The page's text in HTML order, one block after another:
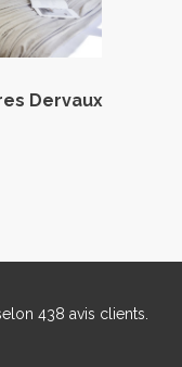
Dervaux
438 avis clients.